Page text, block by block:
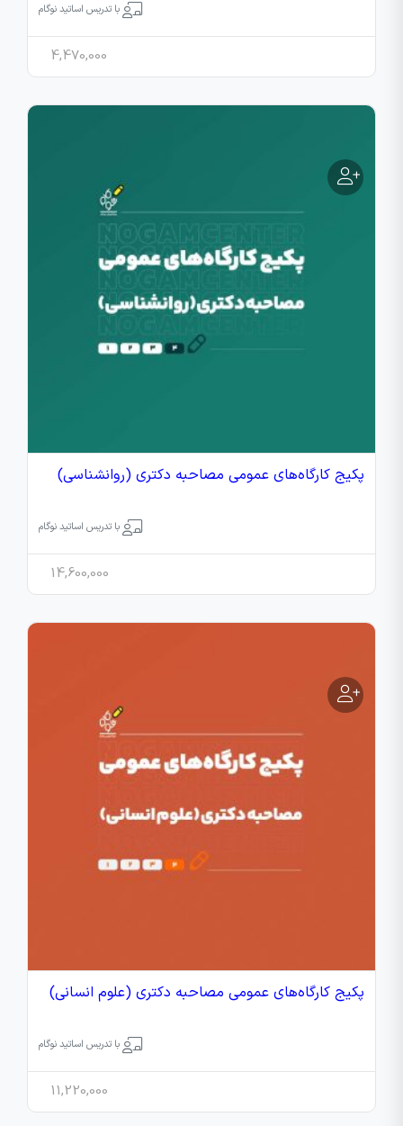
با تدریس اساتید نوگام
4,470,000
پکیج کارگاه‌های عمومی مصاحبه دکتری (روانشناسی)
با تدریس اساتید نوگام
14,600,000
پکیج کارگاه‌های عمومی مصاحبه دکتری (علوم انسانی)
با تدریس اساتید نوگام
11,220,000